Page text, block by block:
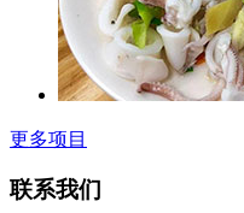
更多项目
联系我们